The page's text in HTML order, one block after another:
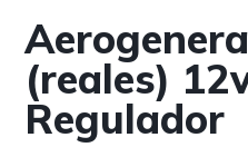
(reales)
Regulador